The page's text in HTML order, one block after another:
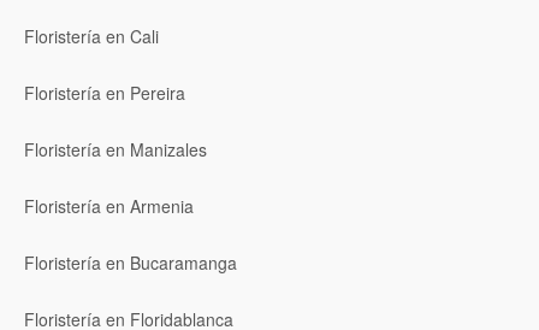
Floristería en Cali
Floristería en Pereira
Floristería en Manizales
Floristería en Armenia
Floristería en Bucaramanga
Floristería en Floridablanca